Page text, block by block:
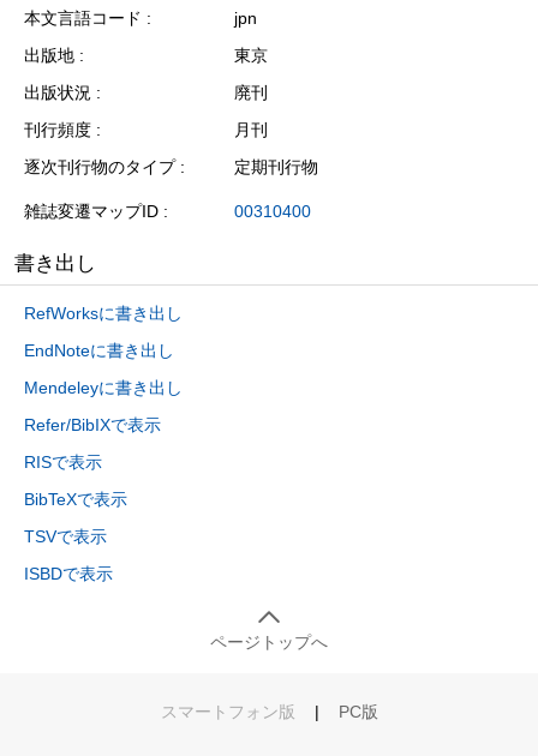
本文言語コード
jpn
出版地
東京
出版状況
廃刊
刊行頻度
月刊
逐次刊行物のタイプ
定期刊行物
雑誌変遷マップID 00310400
書き出し
RefWorksに書き出し
EndNoteに書き出し
Mendeleyに書き出し
Refer/BibIXで表示
RISで表示
BibTeXで表示
TSVで表示
ISBDで表示
ページトップへ
スマートフォン版 | PC版